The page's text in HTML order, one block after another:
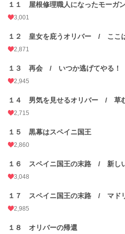
１１ 屋根修理職人になったモーガ
3,001
１２ 皇女を庇うオリバー / ここ
2,871
１３ 再会 / いつか逃げてやる！
2,945
１４ 男気を見せるオリバー / 草
2,715
１５ 黒幕はスペイニ国王
2,860
１６ スペイニ国王の末路 / 新し
3,048
１７ スペイニ国王の末路 / マドリ
2,985
１８ オリバーの帰還